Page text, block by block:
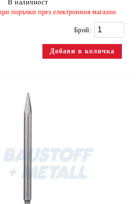
В наличност
поръчки през електронния магазин
Брой: